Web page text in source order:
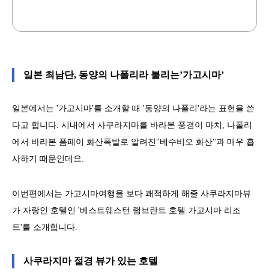
일본 최남단, 동양의 나폴리라 불리는’가고시마’
일본에서는 '가고시마'를 소개할 때 '동양의 나폴리'라는 표현을 쓴
다고 합니다. 시내에서 사쿠라지마를 바라본 풍경이 마치, 나폴리
에서 바라본 폼페이 화산폭발로 알려진"베수비오 화산"과 매우 흡
사하기 때문인데요.
이번편에서는 가고시마여행을 보다 쾌적하게 해줄 사쿠라지마뷰
가 자랑인 호텔인 '베스트웨스턴 램브란트 호텔 가고시마 리조
트'를 소개합니다.
사쿠라지마 절경 뷰가 있는 호텔